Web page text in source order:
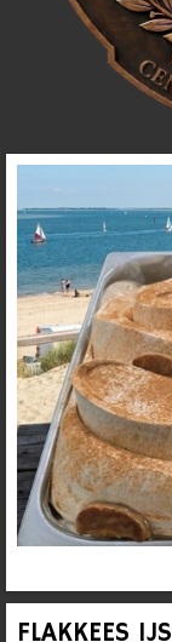
webshop
FLAKKEES IJS